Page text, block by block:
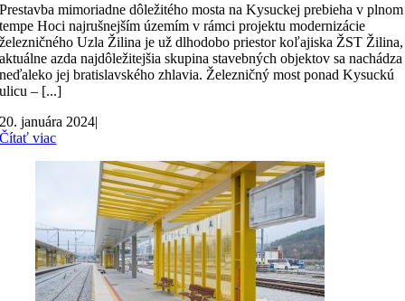
Prestavba mimoriadne dôležitého mosta na Kysuckej prebieha v plnom
tempe Hoci najrušnejším územím v rámci projektu modernizácie
železničného Uzla Žilina je už dlhodobo priestor koľajiska ŽST Žilina,
aktuálne azda najdôležitejšia skupina stavebných objektov sa nachádza
neďaleko jej bratislavského zhlavia. Železničný most ponad Kysuckú
ulicu – [...]
20. januára 2024|
Čítať viac